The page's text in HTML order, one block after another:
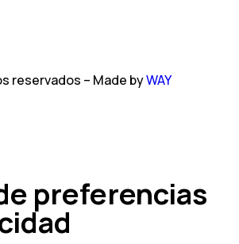
reservados – Made byWAY
preferencias